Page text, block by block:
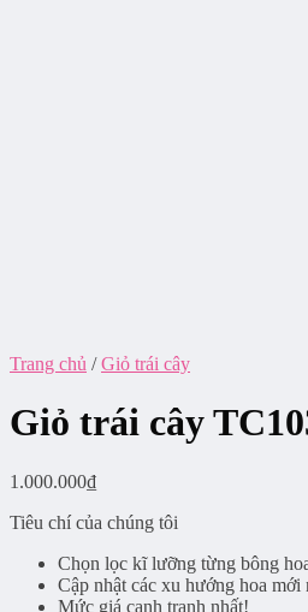
Trang chủ / Giỏ trái cây
Giỏ trái cây
1.000.000₫
Tiêu chí của chúng tôi
Chọn lọc kĩ lưỡng từng bông
Cập nhật các xu hướng hoa mới
Mức giá cạnh tranh nhất!